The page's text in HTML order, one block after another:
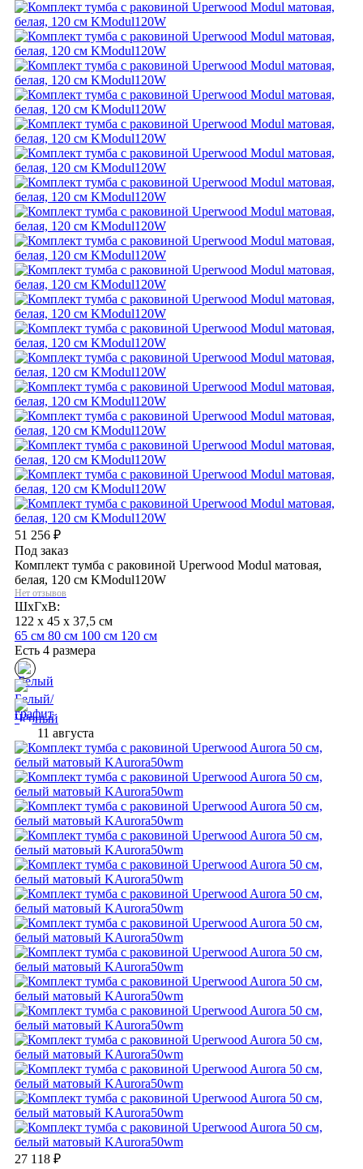
51 256 ₽
Под заказ
Комплект тумба с раковиной Uperwood Modul матовая,
белая, 120 см KModul120W
Нет отзывов
ШхГхВ:
122 x 45 x 37,5 см
65 см 80 см 100 см 120 см
Есть 4 размера
11 августа
27 118 ₽